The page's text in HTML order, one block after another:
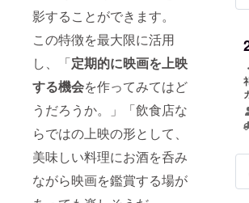
影することができます。
この特徴を最大限に活用
し、「定期的に映画を上映
する機会を作ってみてはど
うだろうか。」「飲食店な
らではの上映の形として、
美味しい料理にお酒を呑み
ながら映画を鑑賞する場が